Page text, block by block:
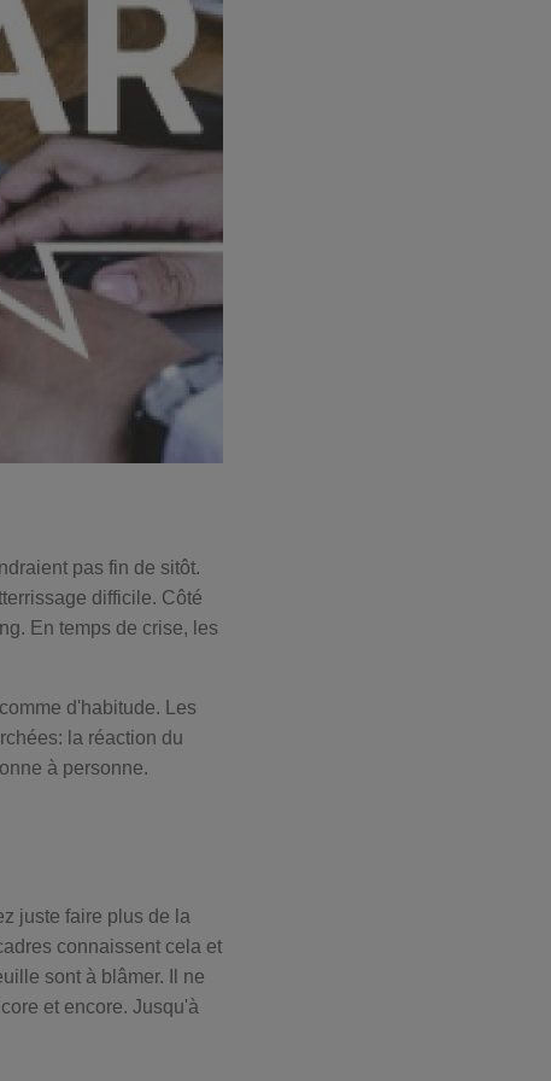
pas fin de sitôt.
difficile. Côté
En temps de crise, les
d'habitude. Les
la réaction du
à personne.
juste faire plus de la
connaissent cela et
sont à blâmer. Il ne
et encore. Jusqu'à